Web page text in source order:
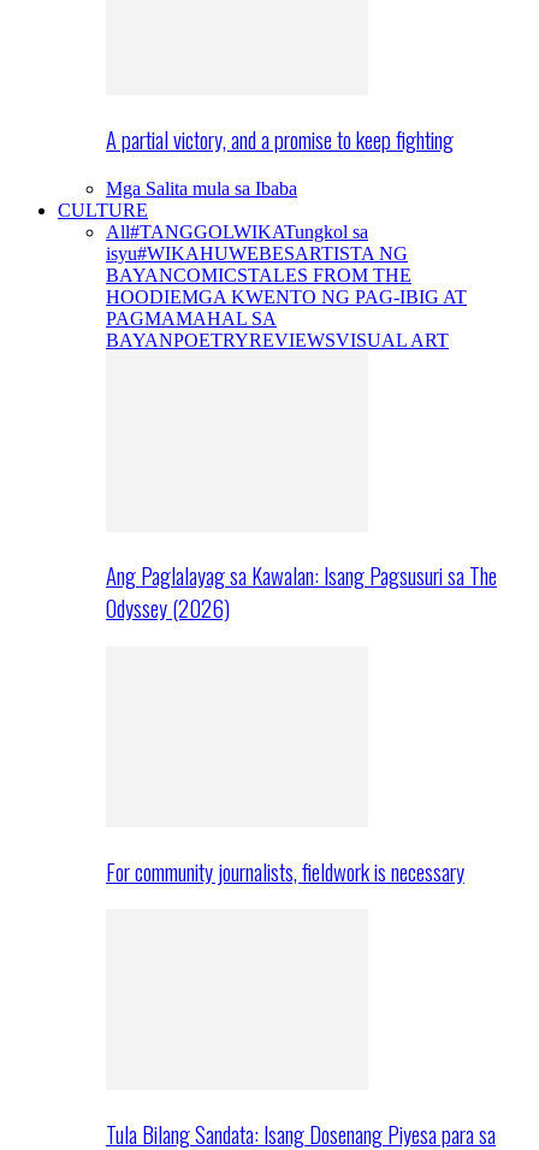
A partial victory, and a promise to keep fighting
Mga Salita mula sa Ibaba
CULTURE
All#TANGGOLWIKATungkol sa
isyu#WIKAHUWEBESARTISTA NG
BAYANCOMICSTALES FROM THE
HOODIEMGA KWENTO NG PAG-IBIG AT
PAGMAMAHAL SA
BAYANPOETRYREVIEWSVISUAL ART
Ang Paglalayag sa Kawalan: Isang Pagsusuri sa The
Odyssey (2026)
For community journalists, fieldwork is necessary
Tula Bilang Sandata: Isang Dosenang Piyesa para sa